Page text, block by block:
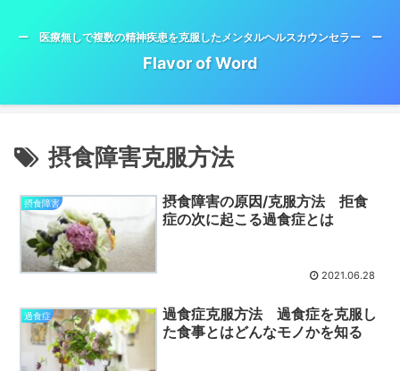
ー 医療無しで複数の精神疾患を克服したメンタルヘルスカウンセラー ー
Flavor of Word
摂食障害克服方法
摂食障害
摂食障害の原因/克服方法 拒食
症の次に起こる過食症とは
2021.06.28
過食症
過食症克服方法 過食症を克服し
た食事とはどんなモノかを知る